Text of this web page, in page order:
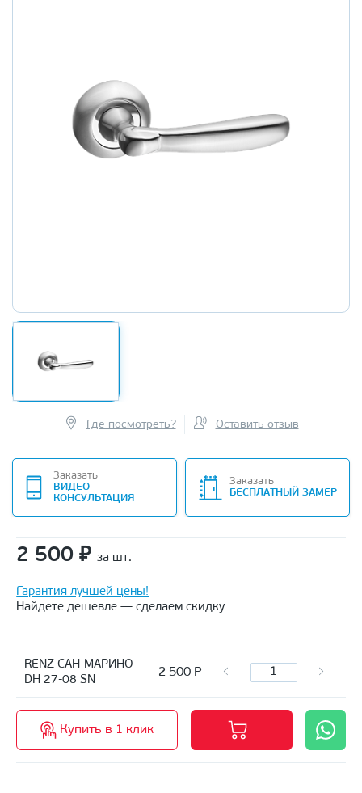
Где посмотреть? Оставить отзыв
Заказать
ВИДЕО-
КОНСУЛЬТАЦИЯ
Заказать
БЕСПЛАТНЫЙ ЗАМЕР
2 500 ₽ за шт.
Гарантия лучшей цены!
Найдете дешевле — сделаем скидку
RENZ САН-МАРИНО
DH 27-08 SN
2 500 Р
Купить в 1 клик